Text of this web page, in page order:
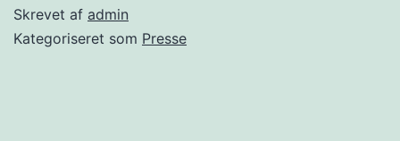
Skrevet af admin
Kategoriseret som Presse